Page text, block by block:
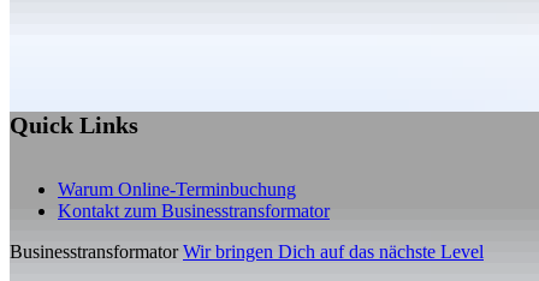
Quick Links
Warum Online-Terminbuchung
Kontakt zum Businesstransformator
Businesstransformator Wir bringen Dich auf das nächste Level